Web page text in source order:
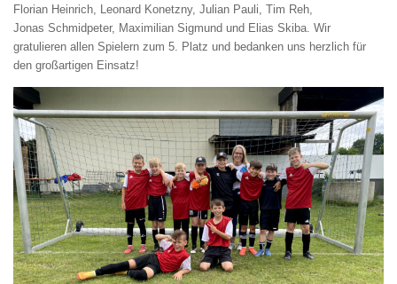
Florian Heinrich, Leonard Konetzny, Julian Pauli, Tim Reh,
Jonas Schmidpeter, Maximilian Sigmund und Elias Skiba. Wir
gratulieren allen Spielern zum 5. Platz und bedanken uns herzlich für
den großartigen Einsatz!